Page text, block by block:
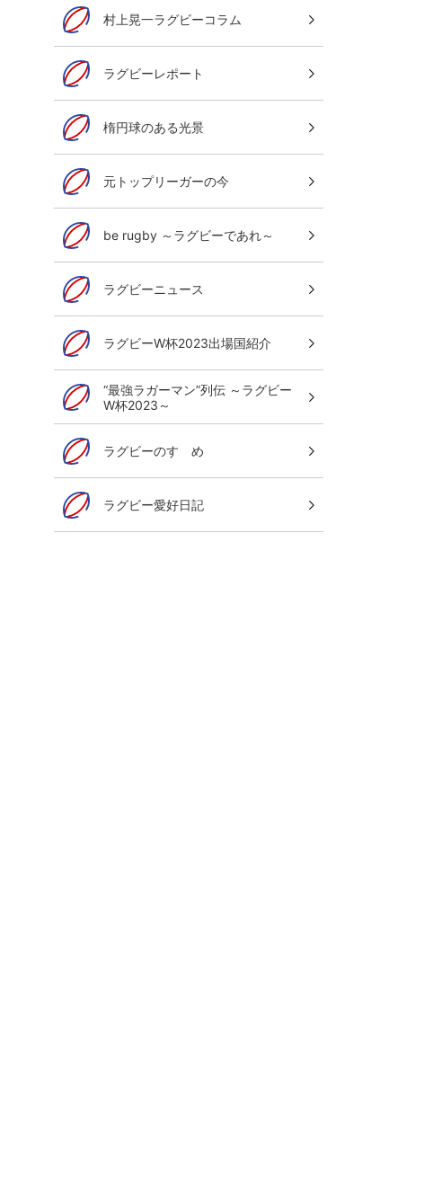
村上晃一ラグビーコラム
ラグビーレポート
楕円球のある光景
元トップリーガーの今
be rugby ～ラグビーであれ～
ラグビーニュース
ラグビーW杯2023出場国紹介
“最強ラガーマン”列伝 ～ラグビー
W杯2023～
ラグビーのすゝめ
ラグビー愛好日記